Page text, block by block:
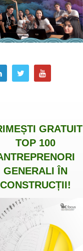
GRATUIT
TOP 100
GENERALI ÎN
CONSTRUCȚII!